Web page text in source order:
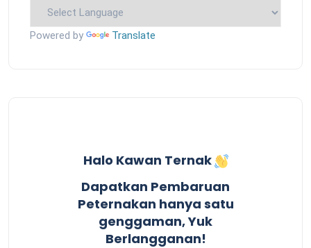
Powered by Translate
Halo Kawan Ternak
Dapatkan Pembaruan
Peternakan hanya satu
genggaman, Yuk
Berlangganan!